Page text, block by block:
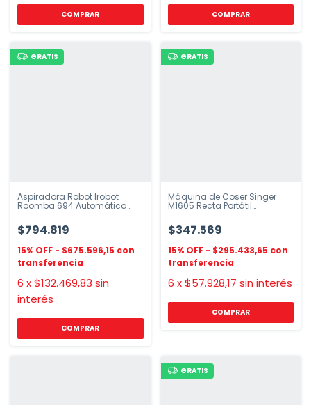
COMPRAR
GRATIS
Aspiradora Robot Irobot
Roomba 694 Automática
$794.819
$675.596,15
6 x$132.469,83 sin
interés
GRATIS
Máquina de Coser Singer
M1605 Recta Portátil
$347.569
$295.433,65
6 x$57.928,17 sin interés
GRATIS